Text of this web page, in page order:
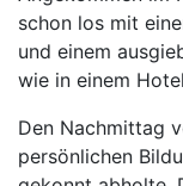
schon los mit
und einem
wie in einem
Den Nachmittag
persönlichen